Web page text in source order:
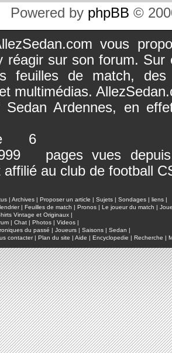
Powered by phpBB ©
vous
réagir sur son forum.
feuilles de match, des
multimédias.
Sedan Ardennes, en
pages vues
affilié au club de football
| Archives | Proposer un article | Sujets | Sondages | liens |
| Feuilles de match | Pronos | Le joueur du match |
Vintage et Originaux |
| Chat | Photos | Videos |
du passé | Joueurs | Saisons | Sedan |
contacter| Plan du site | Aide | Encyclopedie | Recherche |